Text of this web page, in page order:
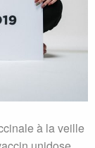
à la veille